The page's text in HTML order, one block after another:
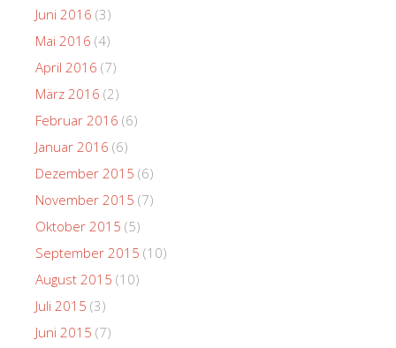
Juni 2016 (3)
Mai 2016 (4)
April 2016 (7)
März 2016 (2)
Februar 2016 (6)
Januar 2016 (6)
Dezember 2015 (6)
November 2015 (7)
Oktober 2015 (5)
September 2015 (10)
August 2015 (10)
Juli 2015 (3)
Juni 2015 (7)